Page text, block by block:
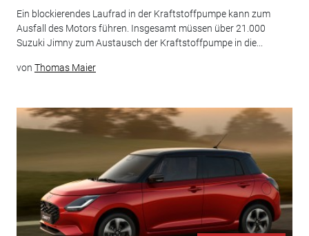
Ein blockierendes Laufrad in der Kraftstoffpumpe kann zum
Ausfall des Motors führen. Insgesamt müssen über 21.000
Suzuki Jimny zum Austausch der Kraftstoffpumpe in die...
von Thomas Maier